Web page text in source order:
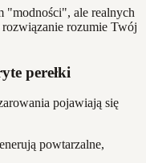
"modności", ale realnych
rozumie Twój
perełki
pojawiają się
powtarzalne,